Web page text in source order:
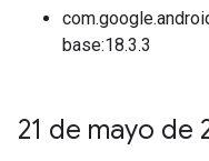
base:18.3.3
21 de mayo de